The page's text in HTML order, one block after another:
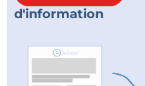
d'information